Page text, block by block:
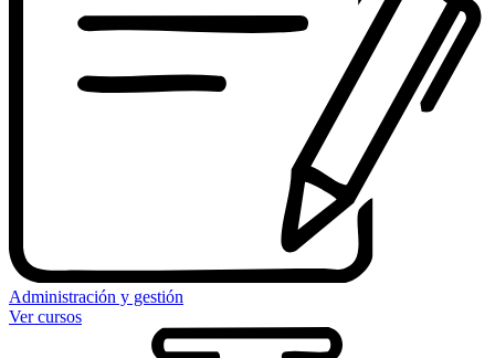
Administración y gestión
Ver cursos